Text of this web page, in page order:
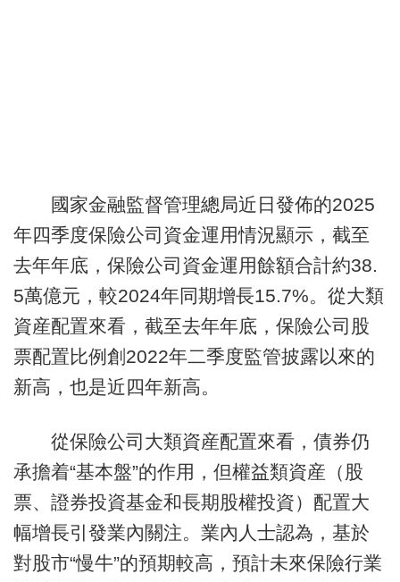
國家金融監督管理總局近日發佈的2025
年四季度保險公司資金運用情況顯示，截至
去年年底，保險公司資金運用餘額合計約38.
5萬億元，較2024年同期增長15.7%。從大類
資産配置來看，截至去年年底，保險公司股
票配置比例創2022年二季度監管披露以來的
新高，也是近四年新高。
從保險公司大類資産配置來看，債券仍
承擔着“基本盤”的作用，但權益類資産（股
票、證券投資基金和長期股權投資）配置大
幅增長引發業內關注。業內人士認為，基於
對股市“慢牛”的預期較高，預計未來保險行業